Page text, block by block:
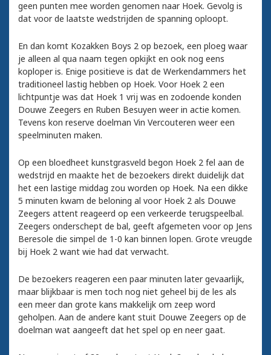
geen punten mee worden genomen naar Hoek. Gevolg is
dat voor de laatste wedstrijden de spanning oploopt.
En dan komt Kozakken Boys 2 op bezoek, een ploeg waar
je alleen al qua naam tegen opkijkt en ook nog eens
koploper is. Enige positieve is dat de Werkendammers het
traditioneel lastig hebben op Hoek. Voor Hoek 2 een
lichtpuntje was dat Hoek 1 vrij was en zodoende konden
Douwe Zeegers en Ruben Besuyen weer in actie komen.
Tevens kon reserve doelman Vin Vercouteren weer een
speelminuten maken.
Op een bloedheet kunstgrasveld begon Hoek 2 fel aan de
wedstrijd en maakte het de bezoekers direkt duidelijk dat
het een lastige middag zou worden op Hoek. Na een dikke
5 minuten kwam de beloning al voor Hoek 2 als Douwe
Zeegers attent reageerd op een verkeerde terugspeelbal.
Zeegers onderschept de bal, geeft afgemeten voor op Jens
Beresole die simpel de 1-0 kan binnen lopen. Grote vreugde
bij Hoek 2 want wie had dat verwacht.
De bezoekers reageren een paar minuten later gevaarlijk,
maar blijkbaar is men toch nog niet geheel bij de les als
een meer dan grote kans makkelijk om zeep word
geholpen. Aan de andere kant stuit Douwe Zeegers op de
doelman wat aangeeft dat het spel op en neer gaat.